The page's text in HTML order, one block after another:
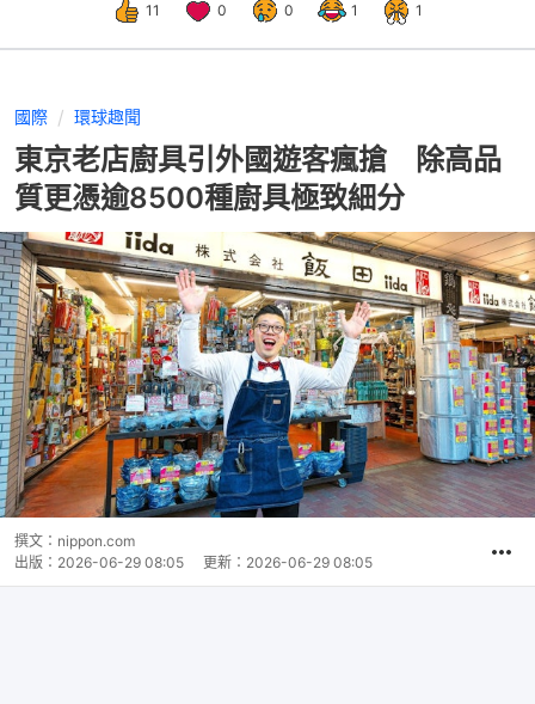
11 0 0 1 1
國際 環球趣聞
東京老店廚具引外國遊客瘋搶 除高品
質更憑逾8500種廚具極致細分
撰文： nippon.com
出版： 2026-06-29 08:05 更新： 2026-06-29 08:05